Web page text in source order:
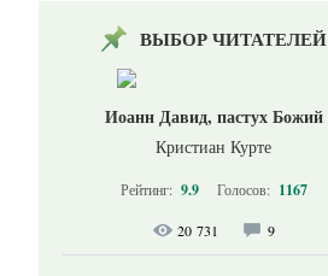
ВЫБОР ЧИТАТЕЛЕЙ
Иоанн Давид, пастух Божий
Кристиан Курте
Рейтинг: 9.9 Голосов: 1167
20 731 9